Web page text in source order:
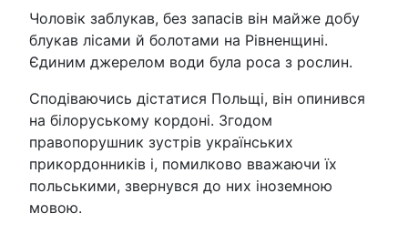
Чоловік заблукав, без запасів він майже добу
блукав лісами й болотами на Рівненщині.
Єдиним джерелом води була роса з рослин.
Сподіваючись дістатися Польщі, він опинився
на білоруському кордоні. Згодом
правопорушник зустрів українських
прикордонників і, помилково вважаючи їх
польськими, звернувся до них іноземною
мовою.